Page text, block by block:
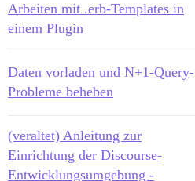
Arbeiten mit .erb-Templates in
einem Plugin
Daten vorladen und N+1-Query-
Probleme beheben
(veraltet) Anleitung zur
Einrichtung der Discourse-
Entwicklungsumgebung -